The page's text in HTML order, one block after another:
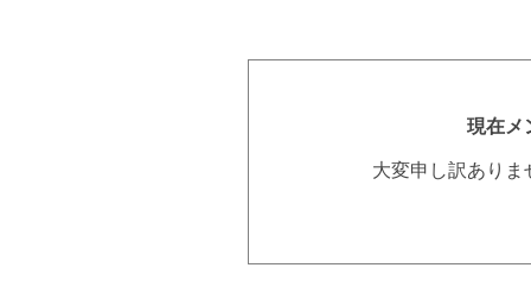
現在メ
大変申し訳あり